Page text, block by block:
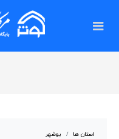
استان ها بوشهر